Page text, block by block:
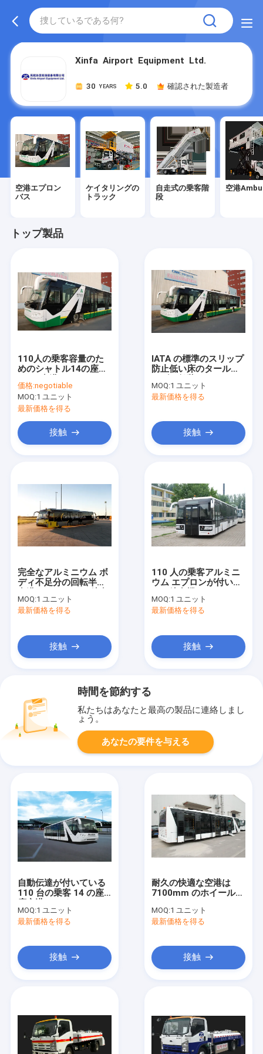
Xinfa Airport Equipment Ltd.
30 YEARS 5.0 確認された製造者
空港エプロン
バス
ケイタリングの
トラック
自走式の乗客階
段
空港
トップ製品
110人の乗客容量のた
めのシャトル14の座席
ーゼル機関
価格:negotiable
MOQ:1 ユニット
最新価格を得る
接触
IATA の標準のスリップ
防止低い床のタールマ
エプロン バス
MOQ:1 ユニット
最新価格を得る
接触
完全なアルミニウム ボ
ディ不足分の回転半径
機バス
MOQ:1 ユニット
最新価格を得る
接触
110 人の乗客アルミニ
ウム エプロンが付いて
空港装置
MOQ:1 ユニット
最新価格を得る
接触
時間を節約する
私たちはあなたと最高の製品に連絡しまし
ょう。
あなたの要件を与える
自動伝達が付いている
110 台の乗客 14 の座
MOQ:1 ユニット
最新価格を得る
接触
耐久の快適な空港は
7100mm のホイール・
とコーチします
MOQ:1 ユニット
最新価格を得る
接触